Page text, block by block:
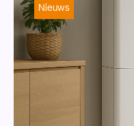
Nieuws